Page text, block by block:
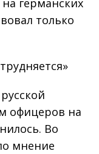
германских
только
офицеров на
Во
мнение